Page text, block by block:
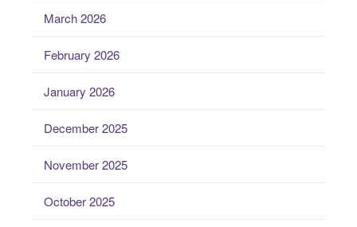
March 2026
February 2026
January 2026
December 2025
November 2025
October 2025